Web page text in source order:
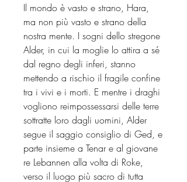
Il mondo è vasto e strano, Hara,
ma non più vasto e strano della
nostra mente. I sogni dello stregone
Alder, in cui la moglie lo attira a sé
dal regno degli inferi, stanno
mettendo a rischio il fragile confine
tra i vivi e i morti. E mentre i draghi
vogliono reimpossessarsi delle terre
sottratte loro dagli uomini, Alder
segue il saggio consiglio di Ged, e
parte insieme a Tenar e al giovane
re Lebannen alla volta di Roke,
verso il luogo più sacro di tutta